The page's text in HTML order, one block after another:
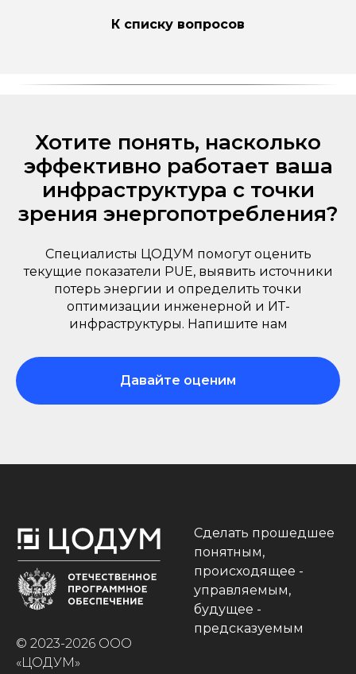
К списку вопросов
Хотите понять, насколько
эффективно работает ваша
инфраструктура с точки
зрения энергопотребления?
Специалисты ЦОДУМ помогут оценить
текущие показатели PUE, выявить источники
потерь энергии и определить точки
оптимизации инженерной и ИТ-
инфраструктуры. Напишите нам
Давайте оценим
© 2023-2026 ООО
«ЦОДУМ»
Сделать прошедшее
понятным,
происходящее -
управляемым,
будущее -
предсказуемым